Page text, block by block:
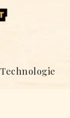
Technologie